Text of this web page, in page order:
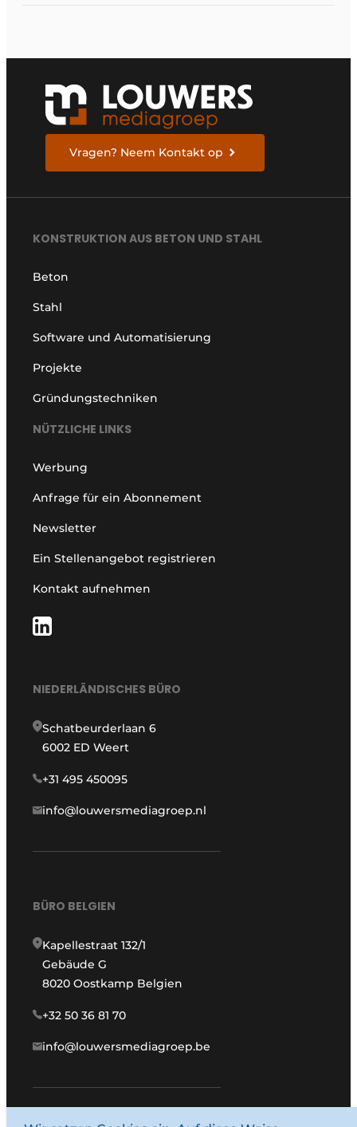
Vragen? Neem Kontakt op
KONSTRUKTION AUS BETON UND STAHL
Beton
Stahl
Software und Automatisierung
Projekte
Gründungstechniken
NÜTZLICHE LINKS
Werbung
Anfrage für ein Abonnement
Newsletter
Ein Stellenangebot registrieren
Kontakt aufnehmen
NIEDERLÄNDISCHES BÜRO
Schatbeurderlaan 6
6002 ED Weert
+31 495 450095
info@louwersmediagroep.nl
BÜRO BELGIEN
Kapellestraat 132/1
Gebäude G
8020 Oostkamp Belgien
+32 50 36 81 70
info@louwersmediagroep.be